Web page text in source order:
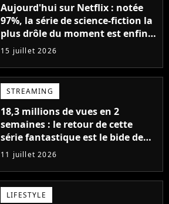
Aujourd'hui sur Netflix : notée
97%, la série de science-fiction la
plus drôle du moment est enfin
de retour avec 8 nouveaux
épisodes
15 juillet 2026
STREAMING
18,3 millions de vues en 2
semaines : le retour de cette
série fantastique est le bide de
l'année sur Netflix
11 juillet 2026
LIFESTYLE